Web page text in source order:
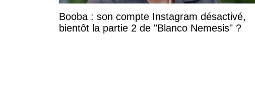
Booba : son compte Instagram désactivé,
bientôt la partie 2 de "Blanco Nemesis" ?